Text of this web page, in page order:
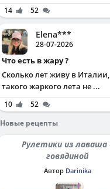
14 52
Elena***
28-07-2026
Что есть в жару ?
Сколько лет живу в Италии,
такого жаркого лета не ...
10
52
Новые рецепты
Рулетики из лаваша с
говядиной
Автор Darinika